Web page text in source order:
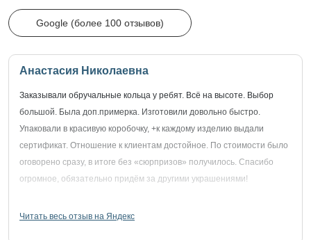
Google (более 100 отзывов)
Анастасия Николаевна
Заказывали обручальные кольца у ребят. Всё на высоте. Выбор
большой. Была доп.примерка. Изготовили довольно быстро.
Упаковали в красивую коробочку, +к каждому изделию выдали
сертификат. Отношение к клиентам достойное. По стоимости было
оговорено сразу, в итоге без «сюрпризов» получилось. Спасибо
огромное, обязательно придём за другими украшениями!
Читать весь отзыв на Яндекс